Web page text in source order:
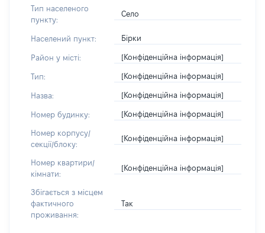
Тип населеного
пункту:
Село
Населений пункт: Бірки
Район у місті: [Конфіденційна інформація]
Тип: [Конфіденційна інформація]
Назва: [Конфіденційна інформація]
Номер будинку: [Конфіденційна інформація]
Номер корпусу/
секції/блоку:
[Конфіденційна інформація]
Номер квартири/
кімнати:
[Конфіденційна інформація]
Збігається з місцем
фактичного
проживання:
Так